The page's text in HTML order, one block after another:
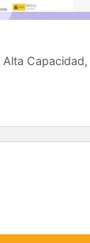
Alta Capacidad,